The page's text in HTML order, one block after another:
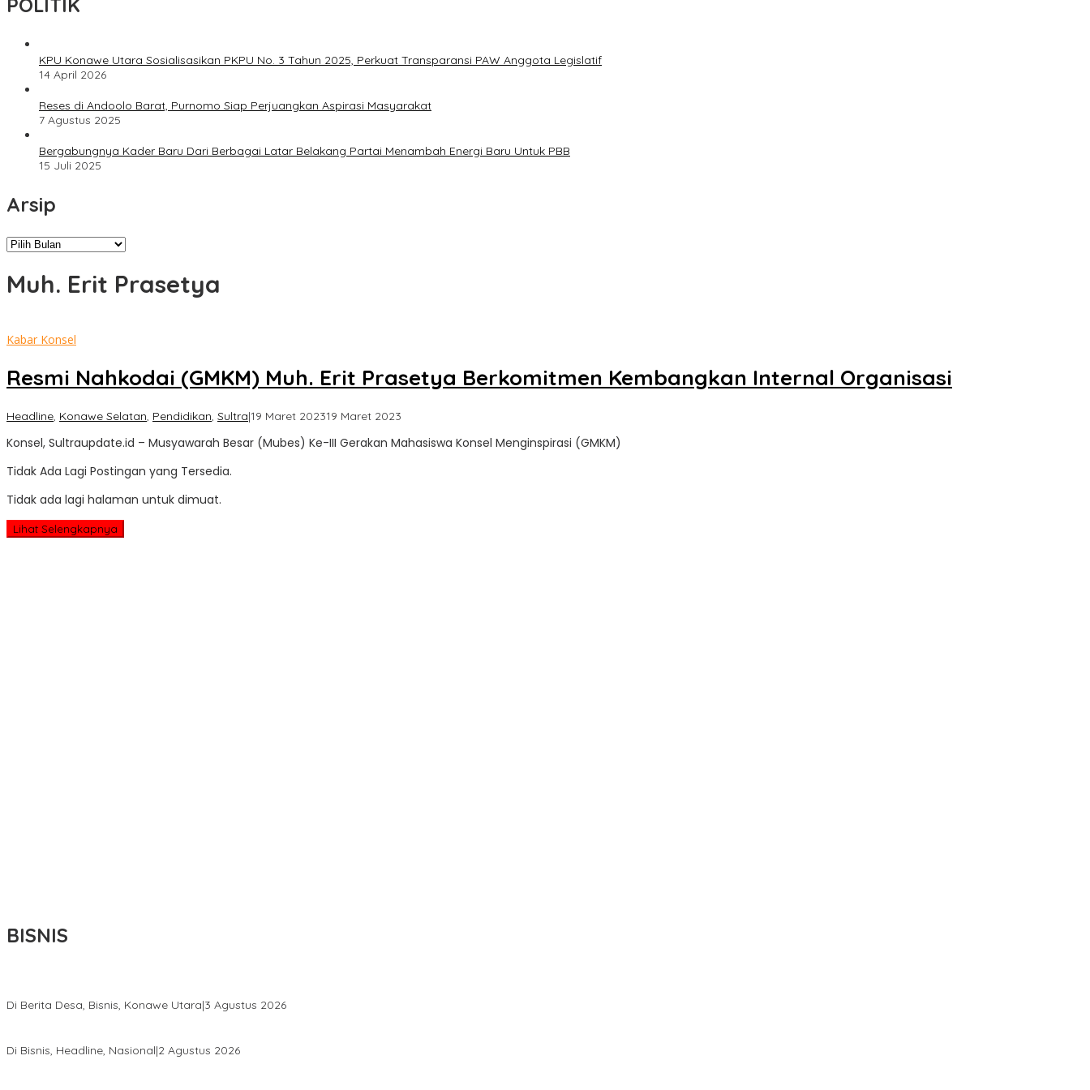
POLITIK
KPU Konawe Utara Sosialisasikan PKPU No. 3 Tahun 2025, Perkuat Transparansi PAW Anggota Legislatif
14 April 2026
Reses di Andoolo Barat, Purnomo Siap Perjuangkan Aspirasi Masyarakat
7 Agustus 2025
Bergabungnya Kader Baru Dari Berbagai Latar Belakang Partai Menambah Energi Baru Untuk PBB
15 Juli 2025
Arsip
Arsip
Muh. Erit Prasetya
Kabar Konsel
Resmi Nahkodai (GMKM) Muh. Erit Prasetya Berkomitmen Kembangkan Internal Organisasi
Headline, Konawe Selatan, Pendidikan, Sultra|19 Maret 202319 Maret 2023
Update
Konsel, Sultraupdate.id – Musyawarah Besar (Mubes) Ke-III Gerakan Mahasiswa Konsel Menginspirasi (GMKM)
Tidak Ada Lagi Postingan yang Tersedia.
Tidak ada lagi halaman untuk dimuat.
Lihat Selengkapnya
BISNIS
Di Berita Desa, Bisnis, Konawe Utara|3 Agustus 2026
Di Bisnis, Headline, Nasional|2 Agustus 2026